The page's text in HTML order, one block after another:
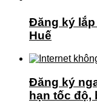
Đăng ký lắp
Huế
Đăng ký
hạn tốc độ,